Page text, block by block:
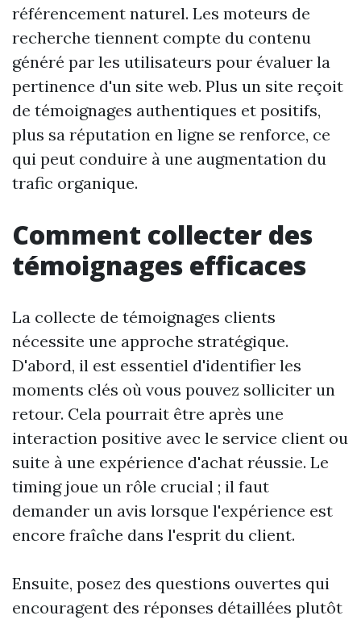
référencement naturel. Les moteurs de
recherche tiennent compte du contenu
généré par les utilisateurs pour évaluer la
pertinence d'un site web. Plus un site reçoit
de témoignages authentiques et positifs,
plus sa réputation en ligne se renforce, ce
qui peut conduire à une augmentation du
trafic organique.
Comment collecter des
témoignages efficaces
La collecte de témoignages clients
nécessite une approche stratégique.
D'abord, il est essentiel d'identifier les
moments clés où vous pouvez solliciter un
retour. Cela pourrait être après une
interaction positive avec le service client ou
suite à une expérience d'achat réussie. Le
timing joue un rôle crucial ; il faut
demander un avis lorsque l'expérience est
encore fraîche dans l'esprit du client.
Ensuite, posez des questions ouvertes qui
encouragent des réponses détaillées plutôt